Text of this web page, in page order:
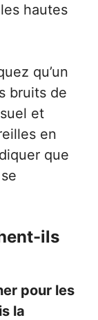
hautes
qu’un
bruits de
et
en
que
ils
pour les
la